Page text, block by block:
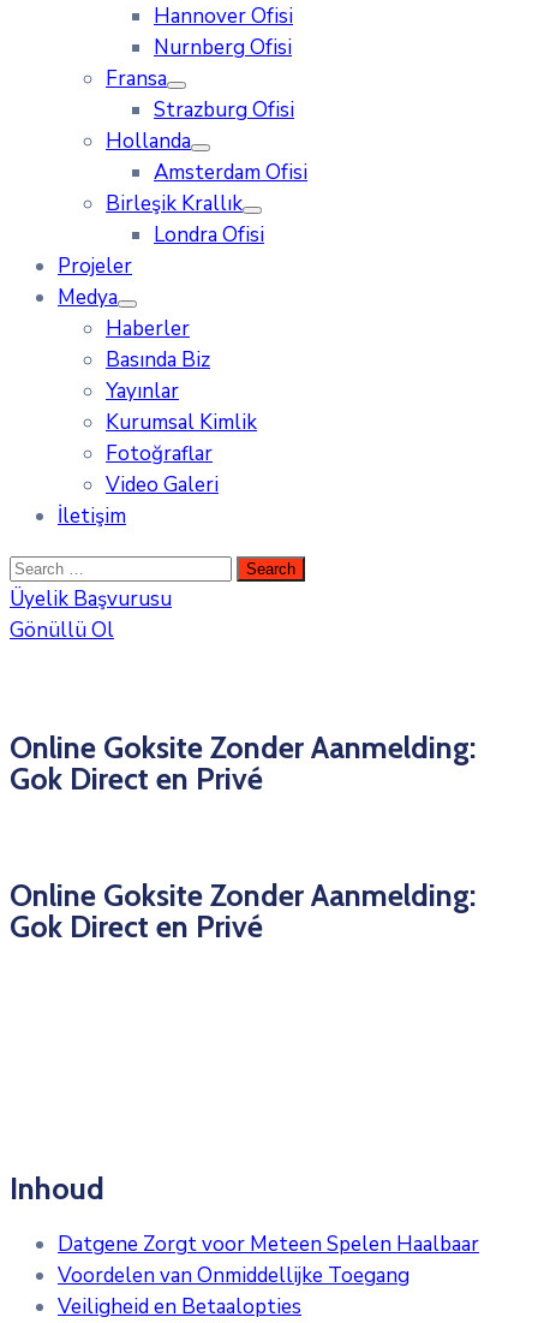
Hannover Ofisi
Nurnberg Ofisi
Fransa
Strazburg Ofisi
Hollanda
Amsterdam Ofisi
Birleşik Krallık
Londra Ofisi
Projeler
Medya
Haberler
Basında Biz
Yayınlar
Kurumsal Kimlik
Fotoğraflar
Video Galeri
İletişim
Üyelik Başvurusu
Gönüllü Ol
Online Goksite Zonder Aanmelding:
Gok Direct en Privé
Online Goksite Zonder Aanmelding:
Gok Direct en Privé
Inhoud
Datgene Zorgt voor Meteen Spelen Haalbaar
Voordelen van Onmiddellijke Toegang
Veiligheid en Betaalopties